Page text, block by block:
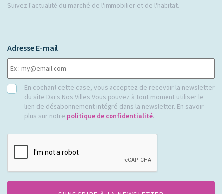
Suivez l'actualité du marché de l'immobilier et de l'habitat.
Adresse E-mail
RGPDEn cochant cette case, vous acceptez de recevoir la newsletter
du site Dans Nos Villes Vous pouvez à tout moment utiliser le
lien de désabonnement intégré dans la newsletter. En savoir
plus sur notre politique de confidentialité.
CAPTCHA